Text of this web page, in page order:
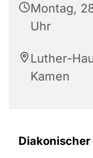
Montag,
Uhr
Luther-
Kamen